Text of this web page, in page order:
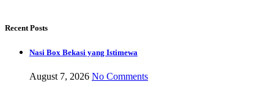
Recent Posts
Nasi Box Bekasi yang Istimewa
August 7, 2026 No Comments